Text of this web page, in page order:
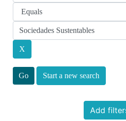
Start a new search
Add